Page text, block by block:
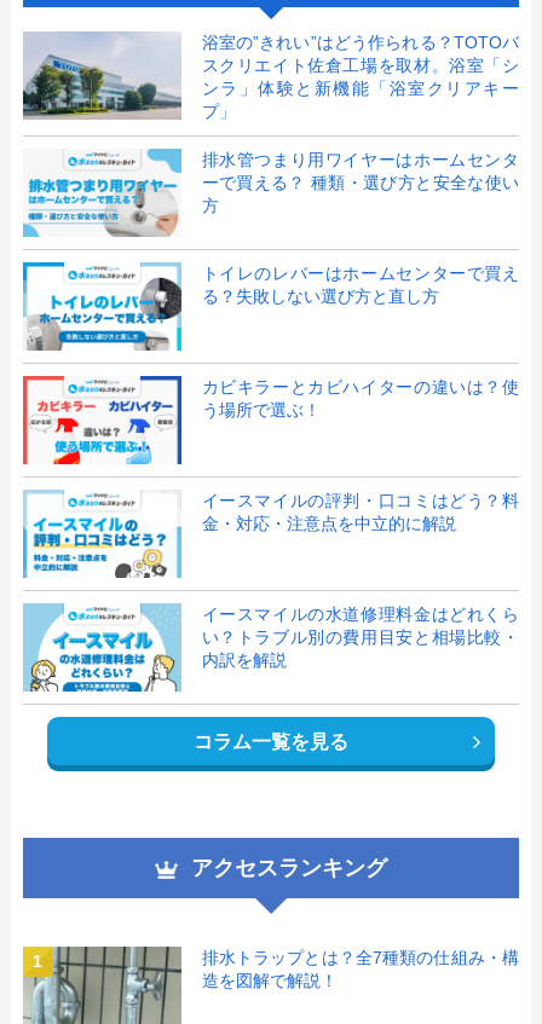
浴室の”きれい”はどう作られる？TOTOバ
スクリエイト佐倉工場を取材。浴室「シ
ンラ」体験と新機能「浴室クリアキー
プ」
排水管つまり用ワイヤーはホームセンタ
ーで買える？ 種類・選び方と安全な使い
方
トイレのレバーはホームセンターで買え
る？失敗しない選び方と直し方
カビキラーとカビハイターの違いは？使
う場所で選ぶ！
イースマイルの評判・口コミはどう？料
金・対応・注意点を中立的に解説
イースマイルの水道修理料金はどれくら
い？トラブル別の費用目安と相場比較・
内訳を解説
コラム一覧を見る
アクセスランキング
1
排水トラップとは？全7種類の仕組み・構
造を図解で解説！